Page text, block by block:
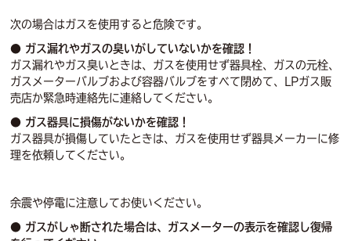
次の場合はガスを使用すると危険です。
● ガス漏れやガスの臭いがしていないかを確認！
ガス漏れやガス臭いときは、ガスを使用せず器具栓、ガスの元栓、
ガスメーターバルブおよび容器バルブをすべて閉めて、LPガス販
売店か緊急時連絡先に連絡してください。
● ガス器具に損傷がないかを確認！
ガス器具が損傷していたときは、ガスを使用せず器具メーカーに修
理を依頼してください。
余震や停電に注意してお使いください。
● ガスがしゃ断された場合は、ガスメーターの表示を確認し復帰